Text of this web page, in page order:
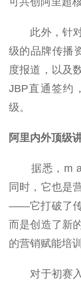
此外，针对
级的品牌传播
度报道，以及
JBP直通签约
级。
阿里内外顶级
据悉，m
同时，它也是
——它打破了传
而是创造了新
的营销赋能培
对于初赛入